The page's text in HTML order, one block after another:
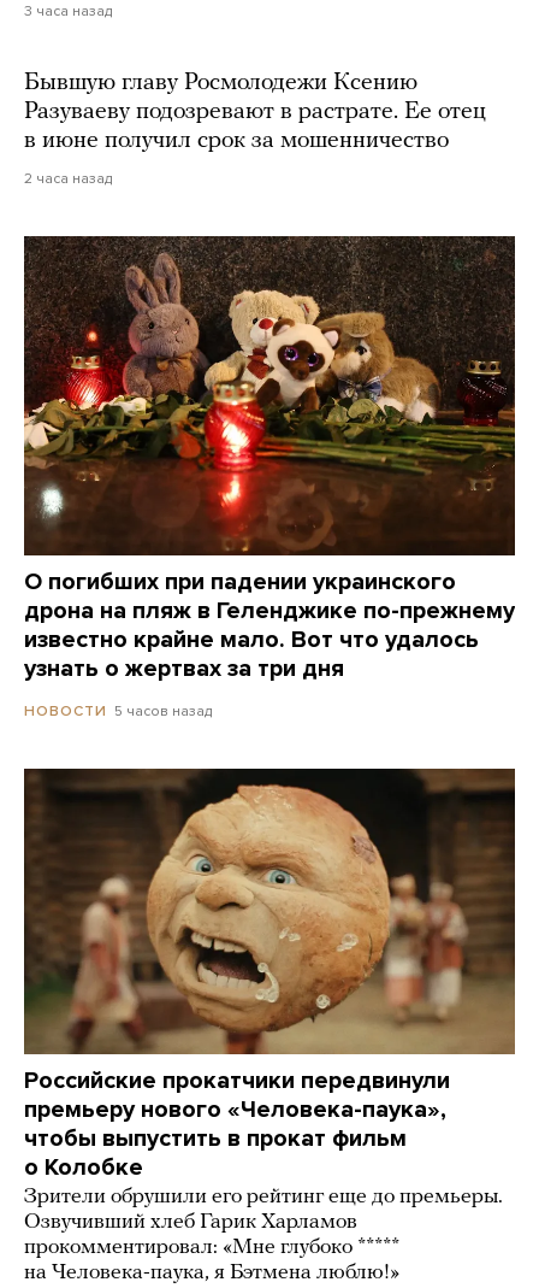
3 часа назад
Бывшую главу Росмолодежи Ксению
Разуваеву подозревают в растрате. Ее отец
в июне получил срок за мошенничество
2 часа назад
О погибших при падении украинского
дрона на пляж в Геленджике по-прежнему
известно крайне мало. Вот что удалось
узнать о жертвах за три дня
НОВОСТИ 5 часов назад
Российские прокатчики передвинули
премьеру нового «Человека-паука»,
чтобы выпустить в прокат фильм
о Колобке
Зрители обрушили его рейтинг еще до премьеры.
Озвучивший хлеб Гарик Харламов
прокомментировал: «Мне глубоко *****
на Человека-паука, я Бэтмена люблю!»